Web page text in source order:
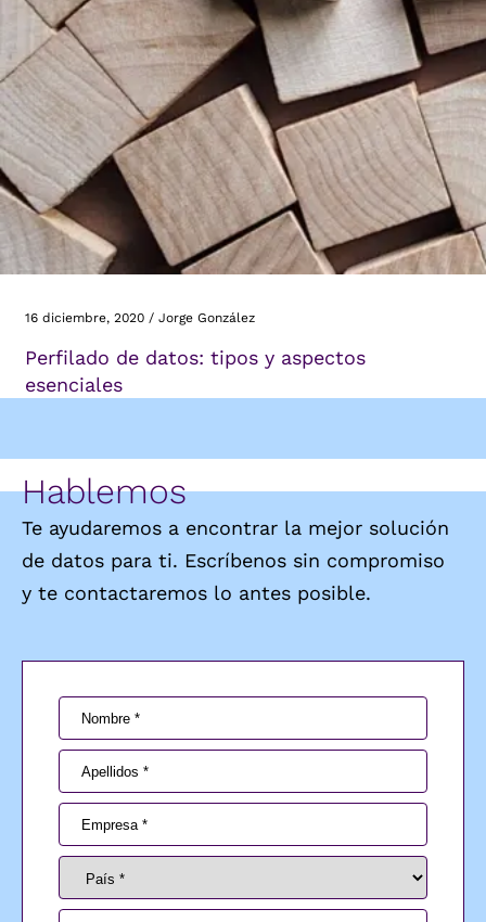
16 diciembre, 2020 / Jorge González
Perfilado de datos: tipos y aspectos
esenciales
Hablemos
Te ayudaremos a encontrar la mejor solución
de datos para ti. Escríbenos sin compromiso
y te contactaremos lo antes posible.